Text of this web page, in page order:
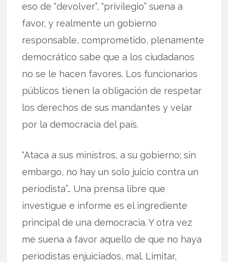
eso de “devolver”, “privilegio” suena a
favor, y realmente un gobierno
responsable, comprometido, plenamente
democrático sabe que a los ciudadanos
no se le hacen favores. Los funcionarios
públicos tienen la obligación de respetar
los derechos de sus mandantes y velar
por la democracia del país.
“Ataca a sus ministros, a su gobierno; sin
embargo, no hay un solo juicio contra un
periodista”… Una prensa libre que
investigue e informe es el ingrediente
principal de una democracia. Y otra vez
me suena a favor aquello de que no haya
periodistas enjuiciados, mal. Limitar,